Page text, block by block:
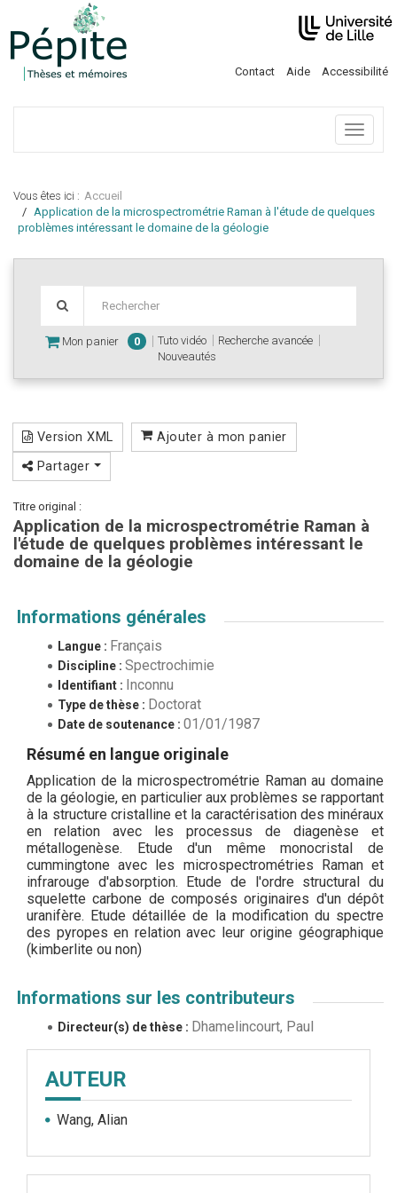
Contact Aide Accessibilité
Menu
Vous êtes ici : Accueil
Application de la microspectrométrie Raman à l'étude de quelques
problèmes intéressant le domaine de la géologie
Mon panier 0 Tuto vidéo
Recherche avancée
Nouveautés
Version XML Ajouter à mon panier
Partager
Titre original :
Application de la microspectrométrie Raman à
l'étude de quelques problèmes intéressant le
domaine de la géologie
Informations générales
Langue : Français
Discipline : Spectrochimie
Identifiant : Inconnu
Type de thèse : Doctorat
Date de soutenance : 01/01/1987
Résumé en langue originale
Application de la microspectrométrie Raman au domaine
de la géologie, en particulier aux problèmes se rapportant
à la structure cristalline et la caractérisation des minéraux
en relation avec les processus de diagenèse et
métallogenèse. Etude d'un même monocristal de
cummingtone avec les microspectrométries Raman et
infrarouge d'absorption. Etude de l'ordre structural du
squelette carbone de composés originaires d'un dépôt
uranifère. Etude détaillée de la modification du spectre
des pyropes en relation avec leur origine géographique
(kimberlite ou non)
Informations sur les contributeurs
Directeur(s) de thèse : Dhamelincourt, Paul
AUTEUR
Wang, Alian